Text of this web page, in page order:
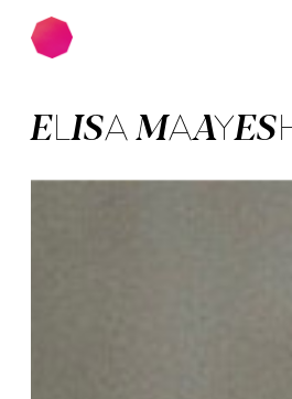
Zum Hauptinhalt springen Zum
ELISA